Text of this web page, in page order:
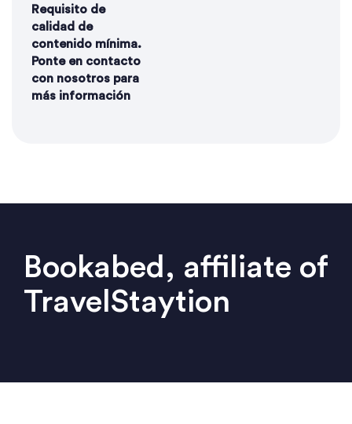
Requisito de
calidad de
contenido mínima.
Ponte en contacto
con nosotros para
más información
Bookabed, affiliate of
TravelStaytion